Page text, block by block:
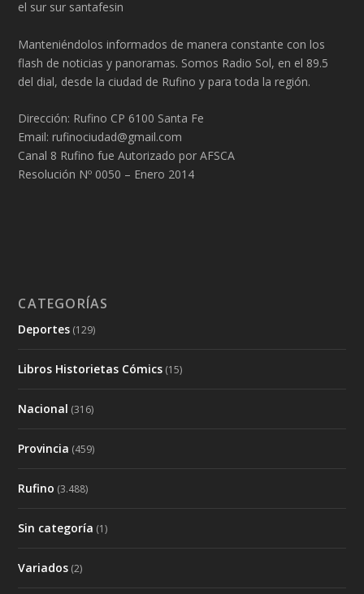
el sur sur santafesin
Manteniéndolos informados de manera constante con los
flash de noticias y panoramas. Somos Radio Sol, en el 89.5
del dial, desde la ciudad de Rufino y para toda la región.
Dirección: Rufino CP 6100 Santa Fe
Email: rufinociudad@gmail.com
Canal 8 Rufino fue Autorizado por AFSCA
Resolución Nº 0050 – Enero 2014
CATEGORÍAS
Deportes (129)
Libros Historietas Cómics (15)
Nacional (316)
Provincia (459)
Rufino (3.488)
Sin categoría (1)
Variados (2)